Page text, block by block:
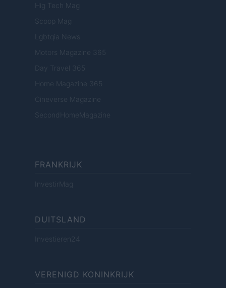
Hig Tech Mag
Scoop Mag
Lgbtqia News
Motors Magazine 365
Day Travel 365
Home Magazine 365
Cineverse Magazine
SecondHomeMagazine
FRANKRIJK
InvestirMag
DUITSLAND
Investieren24
VERENIGD KONINKRIJK